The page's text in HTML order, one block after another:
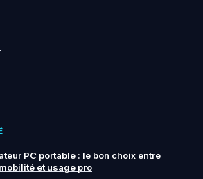
PC portable : le bon choix entre
et usage pro